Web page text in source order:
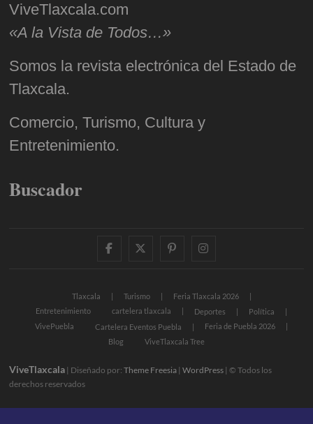
ViveTlaxcala.com
«A la Vista de Todos…»
Somos la revista electrónica del Estado de
Tlaxcala.
Comercio, Turismo, Cultura y
Entretenimiento.
Buscador
facebooktwitter
pinterestinstagram
Tlaxcala Turismo
Feria Tlaxcala 2026
Entretenimiento
cartelera tlaxcala Deportes
Política
VivePuebla
Cartelera Eventos Puebla
Feria de Puebla 2026
Blog
ViveTlaxcala Tree
ViveTlaxcala | Diseñado por:Theme Freesia |WordPress | © Todos los
derechos reservados